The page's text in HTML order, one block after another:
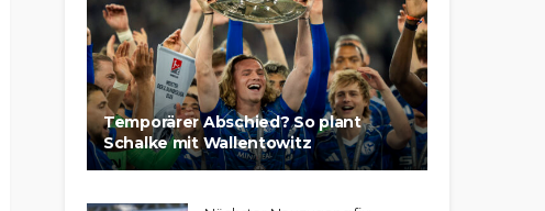
Temporärer Abschied? So plant
Schalke mit Wallentowitz